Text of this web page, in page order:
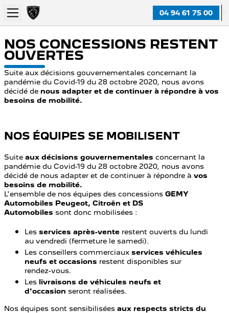
04 94 61 75 00
NOS CONCESSIONS RESTENT
OUVERTES
Suite aux décisions gouvernementales concernant la
pandémie du Covid-19 du 28 octobre 2020, nous avons
décidé de nous adapter et de continuer à répondre à vos
besoins de mobilité.
NOS ÉQUIPES SE MOBILISENT
Suite aux décisions gouvernementales concernant la
pandémie du Covid-19 du 28 octobre 2020, nous avons
décidé de nous adapter et de continuer à répondre à vos
besoins de mobilité.
L'ensemble de nos équipes des concessions GEMY
Automobiles Peugeot, Citroën et DS
Automobiles sont donc mobilisées :
Les services après-vente restent ouverts du lundi
au vendredi (fermeture le samedi).
Les conseillers commerciaux services véhicules
neufs et occasions restent disponibles sur
rendez-vous.
Les livraisons de véhicules neufs et
d'occasion seront réalisées.
Nos équipes sont sensibilisées aux respects stricts du